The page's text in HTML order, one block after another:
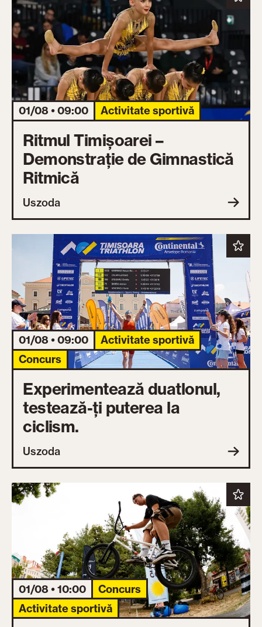
01/08 • 09:00 Activitate sportivă
Ritmul Timișoarei –
Demonstrație de Gimnastică
Ritmică
Uszoda
01/08 • 09:00
Activitate sportivă
Concurs
Experimentează duatlonul,
testează-ți puterea la
ciclism.
Uszoda
01/08 • 10:00
Concurs
Activitate sportivă